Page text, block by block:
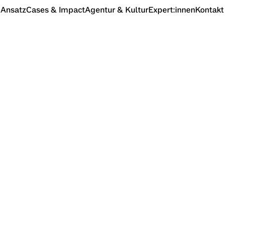
AnsatzCases & ImpactAgentur & KulturExpert:innenKontakt